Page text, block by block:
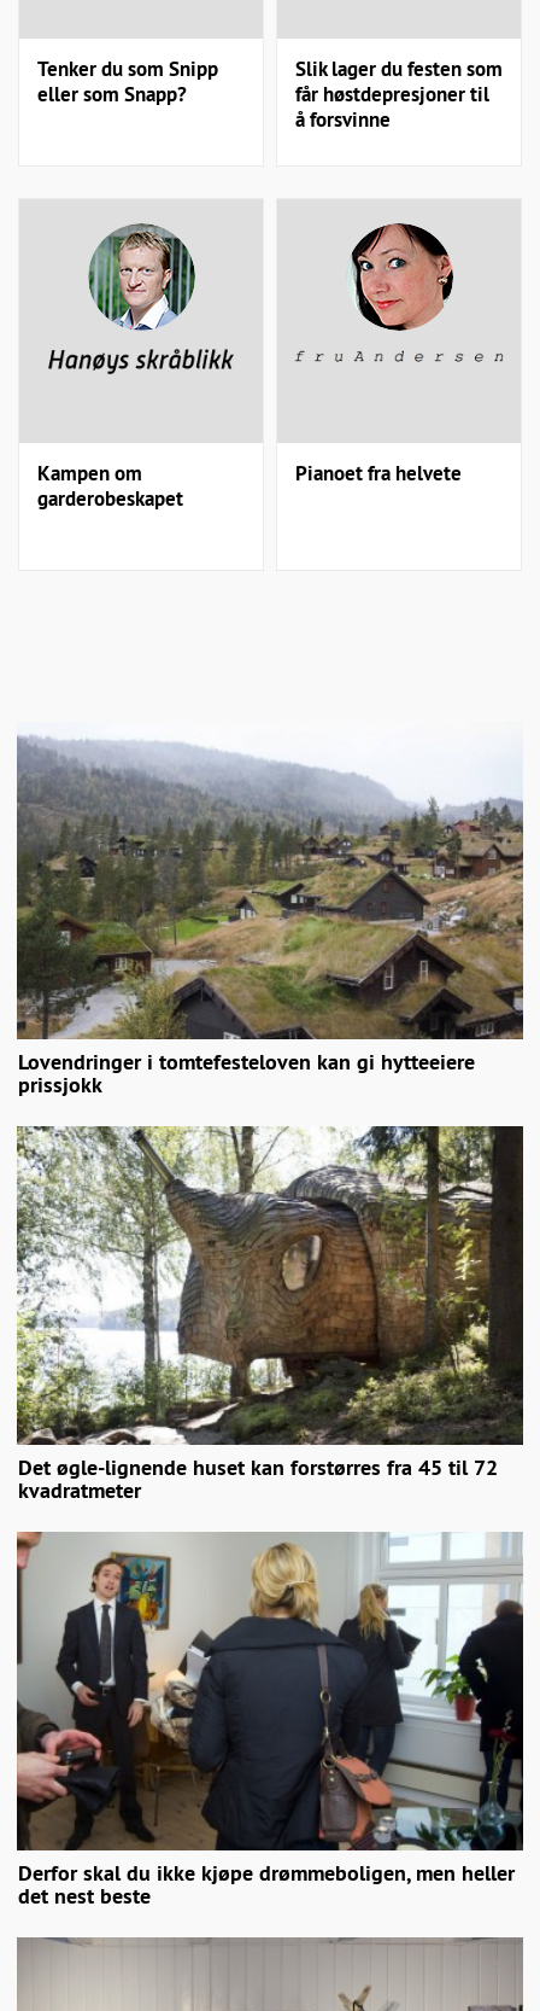
Tenker du som Snipp
eller som Snapp?
Slik lager du festen som
får høstdepresjoner til
å forsvinne
Kampen om
garderobeskapet
Pianoet fra helvete
Lovendringer i tomtefesteloven kan gi hytteeiere
prissjokk
Det øgle-lignende huset kan forstørres fra 45 til 72
kvadratmeter
Derfor skal du ikke kjøpe drømmeboligen, men heller
det nest beste